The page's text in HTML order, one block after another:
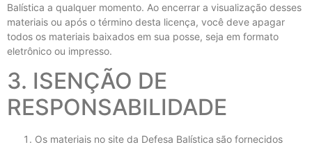
Balística a qualquer momento. Ao encerrar a visualização desses
materiais ou após o término desta licença, você deve apagar
todos os materiais baixados em sua posse, seja em formato
eletrônico ou impresso.
3. ISENÇÃO DE
RESPONSABILIDADE
Os materiais no site da Defesa Balística são fornecidos